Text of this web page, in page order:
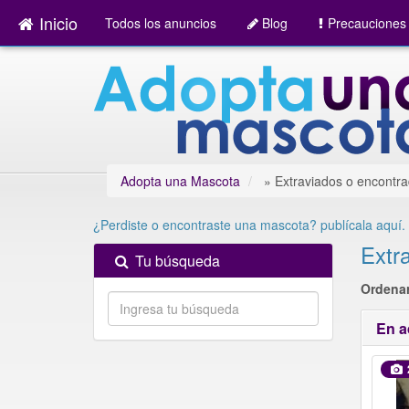
Inicio Todos los anuncios Blog Precauciones
Adopta una Mascota » Extraviados o
¿Perdiste o encontraste una mascota? publícala aquí.
En
Tu búsqueda